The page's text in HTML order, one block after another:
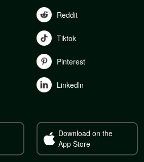
Reddit
Tiktok
Pinterest
Linkedln
Download on the
App Store